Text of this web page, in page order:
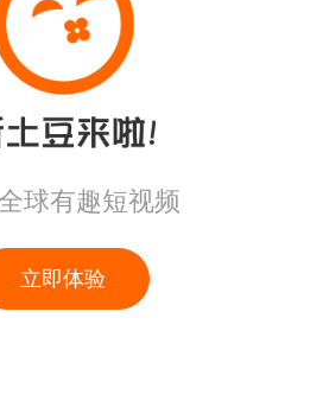
球有趣短视频
立即体验